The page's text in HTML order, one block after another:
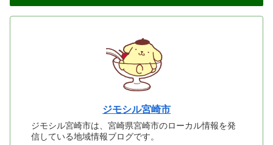
ジモシル宮崎市
ジモシル宮崎市は、宮崎県宮崎市のローカル情報を発
信している地域情報ブログです。